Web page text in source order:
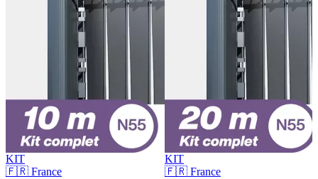
KIT
🇫🇷 France
KIT
🇫🇷 France